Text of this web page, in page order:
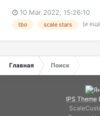
10 Mar 2022, 15:26:10
tbo scale stars (и
Главная Поиск
IPS Theme